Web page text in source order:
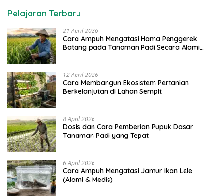
Pelajaran Terbaru
21 April 2026
Cara Ampuh Mengatasi Hama Penggerek
Batang pada Tanaman Padi Secara Alami
12 April 2026
Cara Membangun Ekosistem Pertanian
Berkelanjutan di Lahan Sempit
8 April 2026
Dosis dan Cara Pemberian Pupuk Dasar
Tanaman Padi yang Tepat
6 April 2026
Cara Ampuh Mengatasi Jamur Ikan Lele
(Alami & Medis)